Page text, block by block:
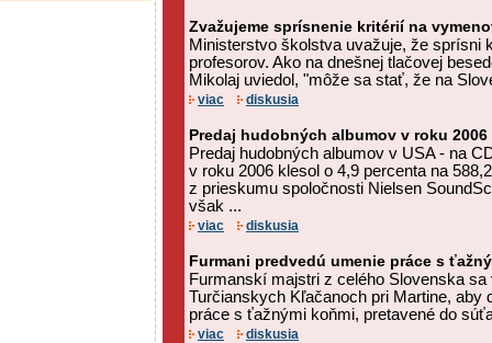
Zvažujeme sprísnenie kritérií na
Ministerstvo školstva uvažuje, že sprísni
profesorov. Ako na dnešnej tlačovej
Mikolaj uviedol, "môže sa stať, že na
viac diskusia
Predaj hudobných albumov v roku
Predaj hudobných albumov v USA - na
v roku 2006 klesol o 4,9 percenta na
z prieskumu spoločnosti Nielsen
však ...
viac diskusia
Furmani predvedú umenie práce s
Furmanskí majstri z celého Slovenska
Turčianskych Kľačanoch pri Martine, aby
práce s ťažnými koňmi, pretavené do
viac diskusia